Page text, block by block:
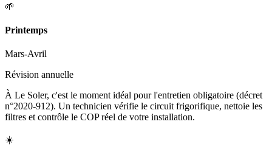
🌱
Printemps
Mars-Avril
Révision annuelle
À Le Soler, c'est le moment idéal pour l'entretien obligatoire (décret
n°2020-912). Un technicien vérifie le circuit frigorifique, nettoie les
filtres et contrôle le COP réel de votre installation.
☀️